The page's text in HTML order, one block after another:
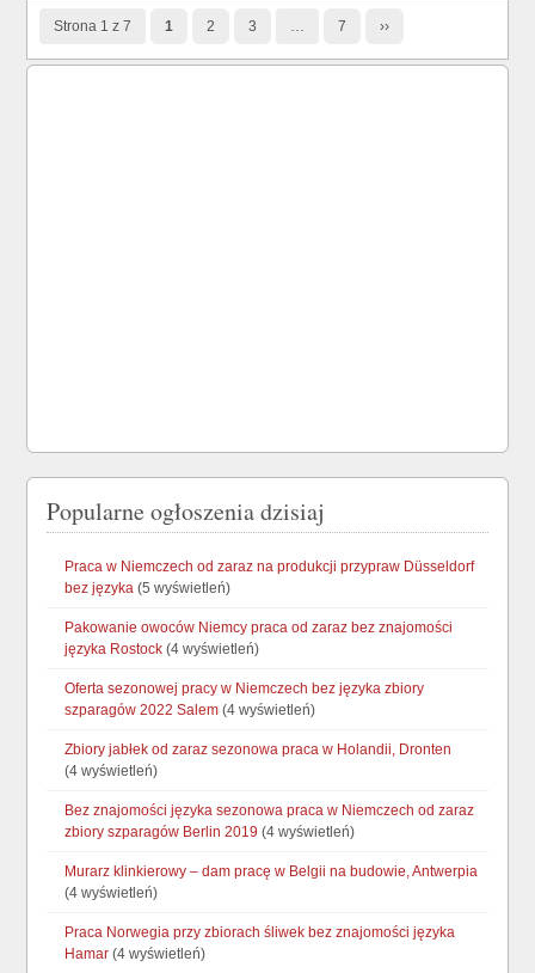
Strona 1 z 7 1 2 3 … 7 ››
Popularne ogłoszenia dzisiaj
Praca w Niemczech od zaraz na produkcji przypraw Düsseldorf
bez języka (5 wyświetleń)
Pakowanie owoców Niemcy praca od zaraz bez znajomości
języka Rostock (4 wyświetleń)
Oferta sezonowej pracy w Niemczech bez języka zbiory
szparagów 2022 Salem (4 wyświetleń)
Zbiory jabłek od zaraz sezonowa praca w Holandii, Dronten
(4 wyświetleń)
Bez znajomości języka sezonowa praca w Niemczech od zaraz
zbiory szparagów Berlin 2019 (4 wyświetleń)
Murarz klinkierowy – dam pracę w Belgii na budowie, Antwerpia
(4 wyświetleń)
Praca Norwegia przy zbiorach śliwek bez znajomości języka
Hamar (4 wyświetleń)